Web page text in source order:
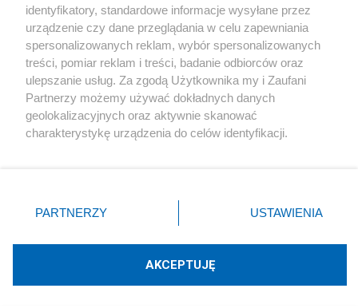
Kultura
X Facebook Instagram Youtube
Technologię dostarcza:W3media.pl
identyfikatory, standardowe informacje wysyłane przez
urządzenie czy dane przeglądania w celu zapewniania
spersonalizowanych reklam, wybór spersonalizowanych
treści, pomiar reklam i treści, badanie odbiorców oraz
ulepszanie usług. Za zgodą Użytkownika my i Zaufani
Partnerzy możemy używać dokładnych danych
geolokalizacyjnych oraz aktywnie skanować
charakterystykę urządzenia do celów identyfikacji.
zmienić/wycofać klikając przycisk ustawień prywatności
znajdujący się w lewym dolnym rogu strony
rodzaje przetwarzania danych nie wymagają zgody
użytkownika, ale masz prawo sprzeciwić się takiemu
PARTNERZY USTAWIENIA
AKCEPTUJĘ